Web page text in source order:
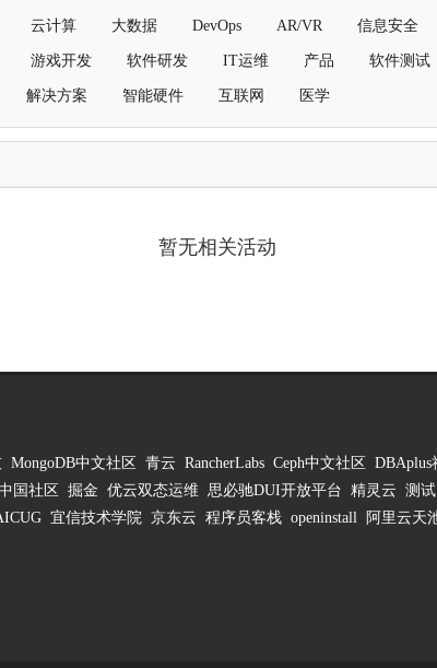
云计算 大数据 DevOps AR/VR 信息安全
游戏开发 软件研发 IT运维 产品 软件测试
解决方案 智能硬件 互联网 医学
暂无相关活动
MongoDB中文社区 青云 RancherLabs Ceph中文社区 DBAplus
国社区 掘金 优云双态运维 思必驰DUI开放平台 精灵云 测
宜信技术学院 京东云 程序员客栈 openinstall 阿里云天